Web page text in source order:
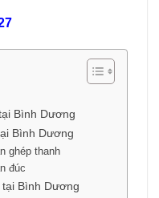
Bình Dương
Bình Dương
ghép thanh
đúc
Bình Dương